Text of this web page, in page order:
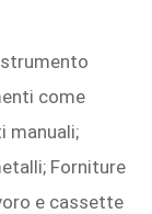
come
manuali;
Forniture
e cassette